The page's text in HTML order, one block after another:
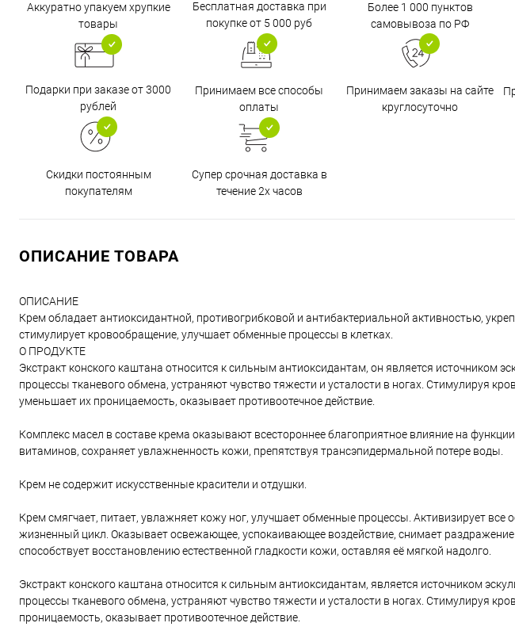
Аккуратно упакуем хрупкие
товары
Бесплатная доставка при
покупке от 5 000 руб
Более 1 000 пунктов
самовывоза по РФ
Подарки при заказе от 3000
рублей
Принимаем все способы
оплаты
Принимаем заказы на сайте
круглосуточно
Скидки постоянным
покупателям
Супер срочная доставка в
течение 2х часов
ОПИСАНИЕ ТОВАРА
ОПИСАНИЕ
Крем обладает антиоксидантной, противогрибковой и антибактериальной активностью,
стимулирует кровообращение, улучшает обменные процессы в клетках.
О ПРОДУКТЕ
Экстракт конского каштана относится к сильным антиоксидантам, он является источником
процессы тканевого обмена, устраняют чувство тяжести и усталости в ногах. Стимулируя
уменьшает их проницаемость, оказывает противоотечное действие.
Комплекс масел в составе крема оказывают всестороннее благоприятное влияние на
витаминов, сохраняет увлажненность кожи, препятствуя трансэпидермальной потере воды.
Крем не содержит искусственные красители и отдушки.
Крем смягчает, питает, увлажняет кожу ног, улучшает обменные процессы. Активизирует все
жизненный цикл. Оказывает освежающее, успокаивающее воздействие, снимает
способствует восстановлению естественной гладкости кожи, оставляя её мягкой надолго.
Экстракт конского каштана относится к сильным антиоксидантам, является источником
процессы тканевого обмена, устраняют чувство тяжести и усталости в ногах. Стимулируя
проницаемость, оказывает противоотечное действие.